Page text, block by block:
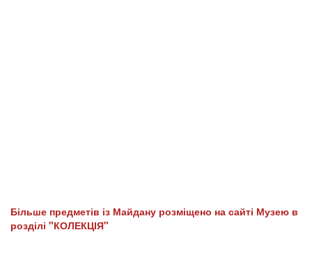
Більше предметів із Майдану розміщено на сайті Музею в
розділі "КОЛЕКЦІЯ"